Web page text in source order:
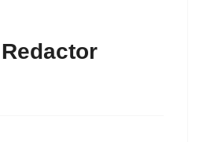
Redactor